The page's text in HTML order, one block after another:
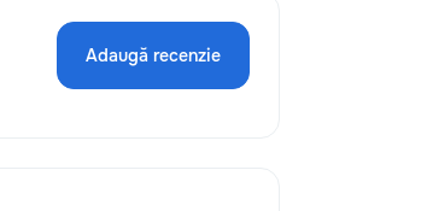
Adaugă recenzie